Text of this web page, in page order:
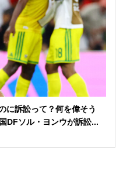
に訴訟って？何を偉そう
DFソル・ヨンウが訴訟...